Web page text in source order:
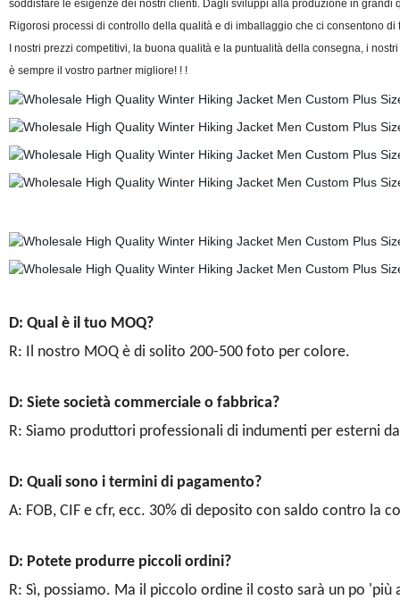
soddisfare le esigenze dei nostri clienti. Dagli sviluppi alla produzione in
Rigorosi processi di controllo della qualità e di imballaggio che ci consentono
I nostri prezzi competitivi, la buona qualità e la puntualità della consegna, i
è sempre il vostro partner migliore! ! !
D: Qual è il tuo MOQ?
R: Il nostro MOQ è di solito 200-500 foto per colore.
D: Siete società commerciale o fabbrica?
R: Siamo produttori professionali di indumenti per esterni
D: Quali sono i termini di pagamento?
A: FOB, CIF e cfr, ecc. 30% di deposito con saldo contro la
D: Potete produrre piccoli ordini?
R: Sì, possiamo. Ma il piccolo ordine il costo sarà un po 'più